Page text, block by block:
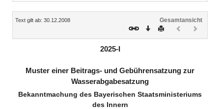
Inhalt
Text gilt ab: 30.12.2008
Gesamtansicht
Download
DruckenVorheriges
2025-I
Muster einer Beitrags- und Gebührensatzung zur
Wasserabgabesatzung
Bekanntmachung des Bayerischen Staatsministeriums
des Innern